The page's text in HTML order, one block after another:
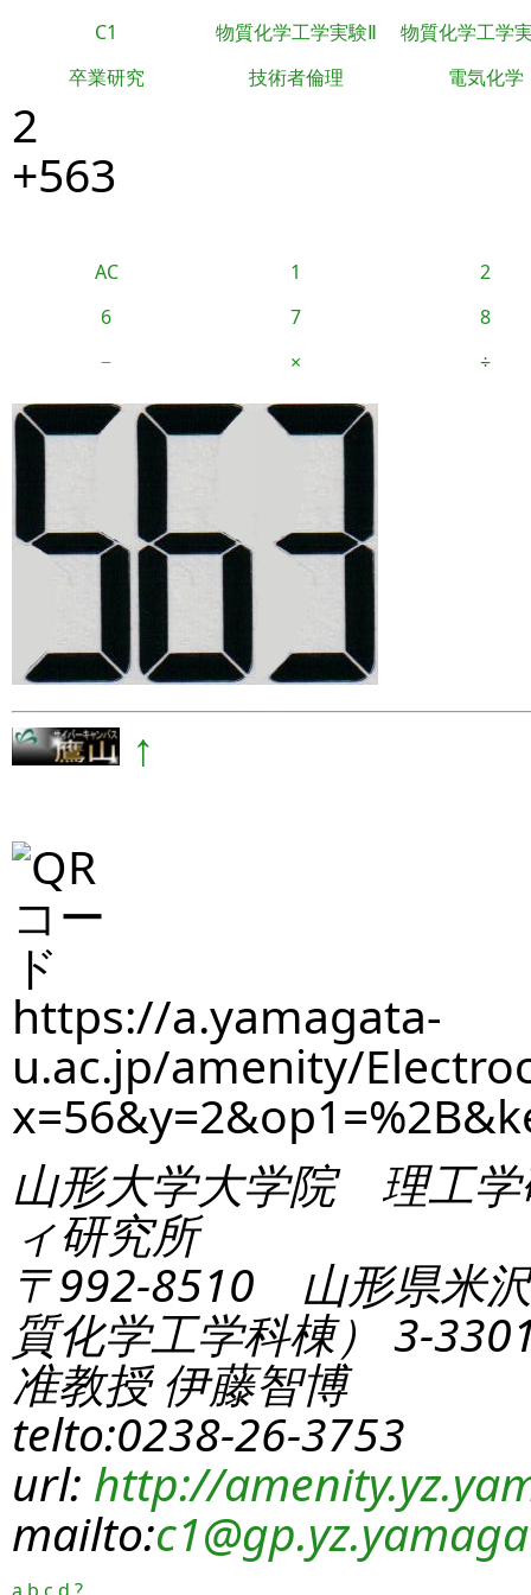
C1 物質化学工学実験Ⅱ
物質化学工学
卒業研究
技術者倫理 電気化学
2
+563
AC 1
2
6
7
8
−
× ÷
↑
https://a.yamagata-
u.ac.jp/amenity/
山形大学大学院 理工学
ィ研究所
〒992-8510 山形県米
質化学工学科棟） 3-
准教授 伊藤智博
telto:0238-26-3753
url: http://
mailto:c1